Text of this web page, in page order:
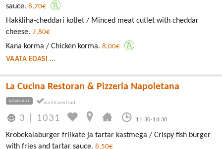
sauce. 8,70€
Hakkliha-cheddari kotlet / Minced meat cutlet with cheddar
cheese. 7,80€
Kana korma / Chicken korma. 8,00€
VAATA EDASI ...
La Cucina Restoran & Pizzeria Napoletana
KESKLINN
3 1031 11:30-14:30
Krõbekalaburger friikate ja tartar kastmega / Crispy fish burger
with fries and tartar sauce. 8,50€